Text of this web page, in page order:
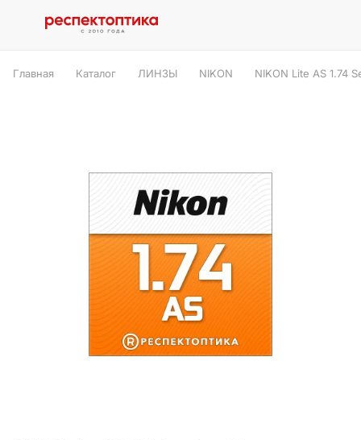
Главная Каталог ЛИНЗЫ NIKON NIKON Lite AS 1.74